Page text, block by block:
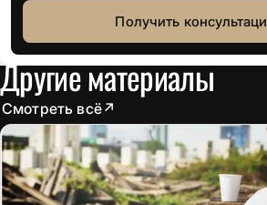
Получить
Другие материалы
Смотреть всё↗